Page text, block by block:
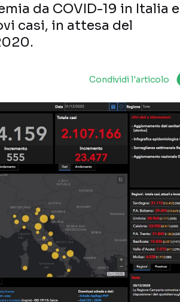
da COVID-19 in Italia e
casi, in attesa del
Condividi l'articolo